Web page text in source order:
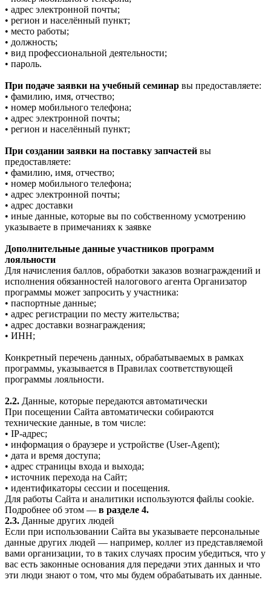
• адрес электронной почты;
• регион и населённый пункт;
• место работы;
• должность;
• вид профессиональной деятельности;
• пароль.
При подаче заявки на учебный семинар вы предоставляете:
• фамилию, имя, отчество;
• номер мобильного телефона;
• адрес электронной почты;
• регион и населённый пункт;
При создании заявки на поставку запчастей вы
предоставляете:
• фамилию, имя, отчество;
• номер мобильного телефона;
• адрес электронной почты;
• адрес доставки
• иные данные, которые вы по собственному усмотрению
указываете в примечаниях к заявке
Дополнительные данные участников программ
лояльности
Для начисления баллов, обработки заказов вознаграждений и
исполнения обязанностей налогового агента Организатор
программы может запросить у участника:
• паспортные данные;
• адрес регистрации по месту жительства;
• адрес доставки вознаграждения;
• ИНН;
Конкретный перечень данных, обрабатываемых в рамках
программы, указывается в Правилах соответствующей
программы лояльности.
2.2. Данные, которые передаются автоматически
При посещении Сайта автоматически собираются
технические данные, в том числе:
• IP-адрес;
• информация о браузере и устройстве (User-Agent);
• дата и время доступа;
• адрес страницы входа и выхода;
• источник перехода на Сайт;
• идентификаторы сессии и посещения.
Для работы Сайта и аналитики используются файлы cookie.
Подробнее об этом — в разделе 4.
2.3. Данные других людей
Если при использовании Сайта вы указываете персональные
данные других людей — например, коллег из представляемой
вами организации, то в таких случаях просим убедиться, что у
вас есть законные основания для передачи этих данных и что
эти люди знают о том, что мы будем обрабатывать их данные.